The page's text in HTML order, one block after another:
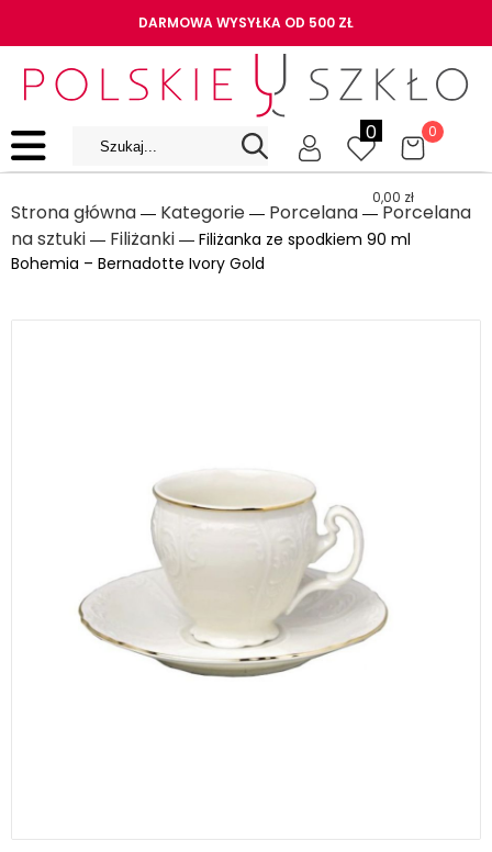
DARMOWA WYSYŁKA OD 500 ZŁ
0 0
0,00 zł
Strona główna ― Kategorie ― Porcelana ― Porcelana
na sztuki ― Filiżanki ― Filiżanka ze spodkiem 90 ml
Bohemia – Bernadotte Ivory Gold